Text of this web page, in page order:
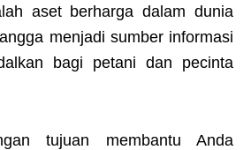
aset berharga dalam dunia
menjadi sumber informasi
bagi petani dan pecinta
tujuan membantu Anda